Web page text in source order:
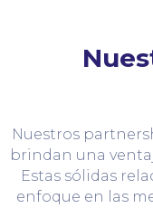
Nuestros
brindan una
Estas sólidas
enfoque en las